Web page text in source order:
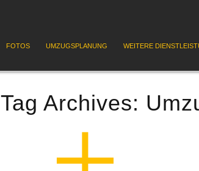
FOTOS UMZUGSPLANUNG WEITERE
Tag Archives: